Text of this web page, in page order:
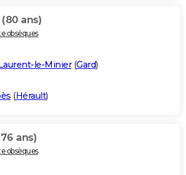
(80 ans)
obsèques
le-Minier(Gard)
(Hérault)
ans)
obsèques